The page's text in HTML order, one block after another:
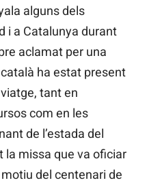
alguns dels
i a Catalunya durant
aclamat per una
ha estat present
tant en
com en les
de l’estada del
la missa que va oficiar
del centenari de